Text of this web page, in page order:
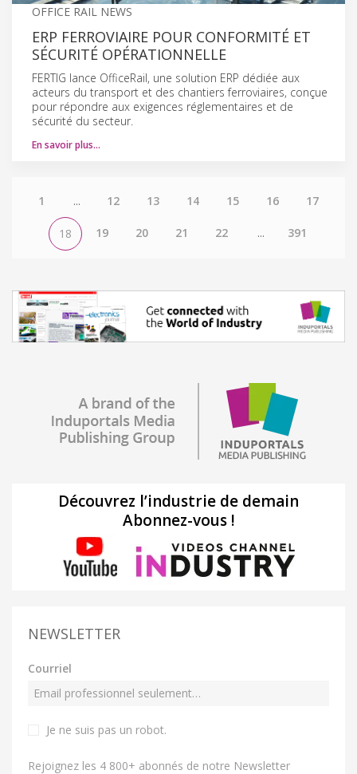
OFFICE RAIL NEWS
ERP FERROVIAIRE POUR CONFORMITÉ ET
SÉCURITÉ OPÉRATIONNELLE
FERTIG lance OfficeRail, une solution ERP dédiée aux
acteurs du transport et des chantiers ferroviaires, conçue
pour répondre aux exigences réglementaires et de
sécurité du secteur.
En savoir plus…
1 ... 12 13 14 15 16 17
18 19 20 21 22 ... 391
Découvrez l’industrie de demain
Abonnez-vous !
NEWSLETTER
Courriel
Je ne suis pas un robot.
Rejoignez les 4 800+ abonnés de notre Newsletter